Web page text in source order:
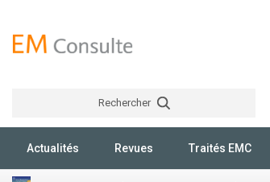
Rechercher
Actualités Revues Traités EMC